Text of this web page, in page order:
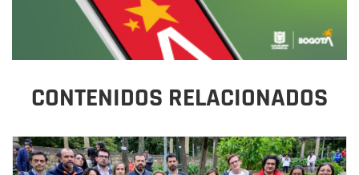
CONTENIDOS RELACIONADOS